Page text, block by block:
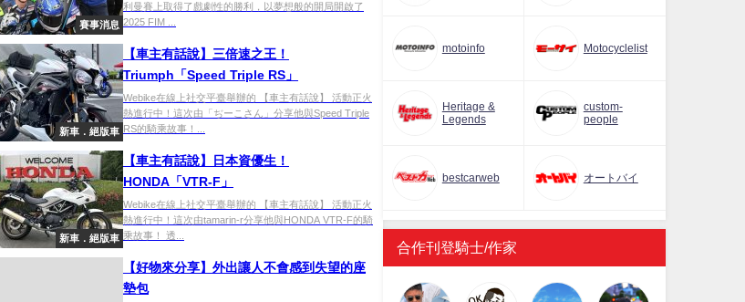
賽事消息
利曼賽上取得了戲劇性的勝利，以夢想般的開局開啟了
2025 FIM ...
新車．絕版車
【車主有話說】三倍速之王！
Triumph「Speed Triple RS」
Webike在線上社交平臺舉辦的 【車主有話說】 活動正火
熱進行中！這次由「ぢーこさん」分享他與Speed Triple
RS的騎乘故事！...
新車．絕版車
【車主有話說】日本資優生！
HONDA「VTR-F」
Webike在線上社交平臺舉辦的 【車主有話說】 活動正火
熱進行中！這次由tamarin-r分享他與HONDA VTR-F的騎
乘故事！ 透...
【好物來分享】外出讓人不會感到失望的座
墊包
motoinfo Motocyclelist
Heritage &
Legends
custom-
people
bestcarweb オートバイ
合作刊登騎士/作家